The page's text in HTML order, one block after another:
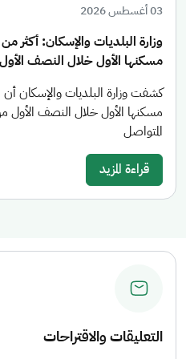
03 أغسطس 2026
مسكنها الأول خلال النصف الأول من
المتواصل
قراءة المزيد
التعليقات والاقتراحات